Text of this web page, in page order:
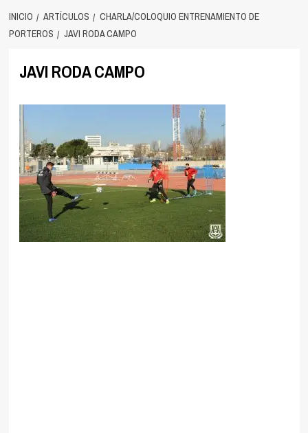
INICIO ARTÍCULOS
CHARLA/COLOQUIO ENTRENAMIENTO DE
PORTEROS
JAVI RODA CAMPO
JAVI RODA CAMPO